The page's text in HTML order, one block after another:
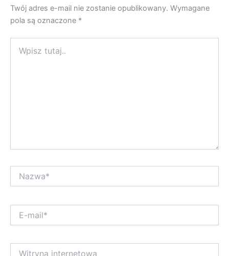
Twój adres e-mail nie zostanie opublikowany. Wymagane
pola są oznaczone *
tutaj..
mail*